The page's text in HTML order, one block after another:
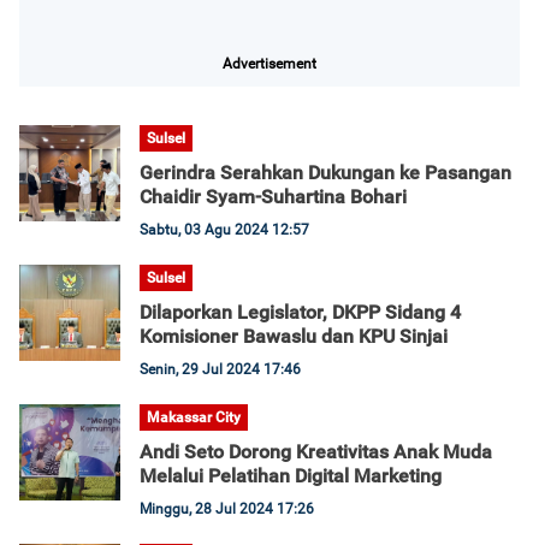
Advertisement
Sulsel
Gerindra Serahkan Dukungan ke Pasangan
Chaidir Syam-Suhartina Bohari
Sabtu, 03 Agu 2024 12:57
Sulsel
Dilaporkan Legislator, DKPP Sidang 4
Komisioner Bawaslu dan KPU Sinjai
Senin, 29 Jul 2024 17:46
Makassar City
Andi Seto Dorong Kreativitas Anak Muda
Melalui Pelatihan Digital Marketing
Minggu, 28 Jul 2024 17:26